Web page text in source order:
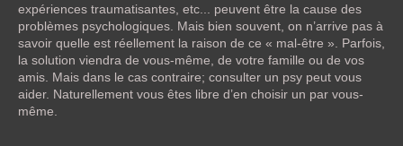
expériences traumatisantes, etc... peuvent être la cause des
problèmes psychologiques. Mais bien souvent, on n’arrive pas à
savoir quelle est réellement la raison de ce « mal-être ». Parfois,
la solution viendra de vous-même, de votre famille ou de vos
amis. Mais dans le cas contraire; consulter un psy peut vous
aider. Naturellement vous êtes libre d’en choisir un par vous-
même.